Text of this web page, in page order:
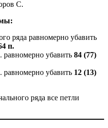
С.
ряда равномерно убавить
п.
убавить 84 (77)
убавить 12 (13)
ряда все петли